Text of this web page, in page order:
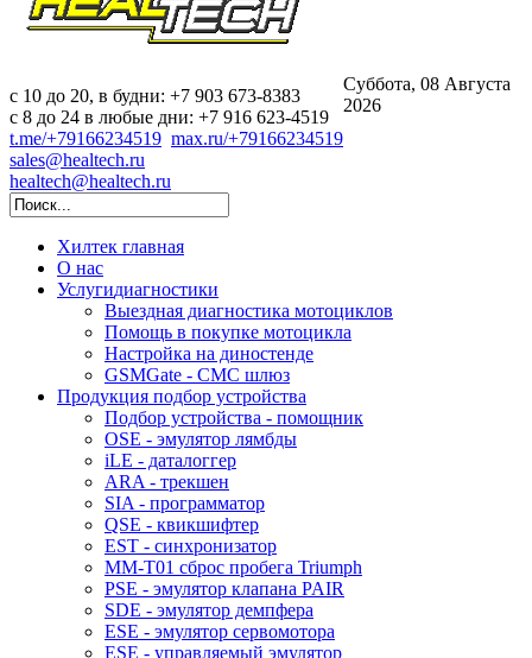
c 10 до 20, в будни: +7 903 673-8383
с 8 до 24 в любые дни: +7 916 623-4519
t.me/+79166234519 max.ru/+79166234519
sales@healtech.ru
healtech@healtech.ru
Суббота, 08 Августа
2026
Хилтек главная
О нас
Услугидиагностики
Выездная диагностика мотоциклов
Помощь в покупке мотоцикла
Настройка на диностенде
GSMGate - СМС шлюз
Продукция подбор устройства
Подбор устройства - помощник
OSE - эмулятор лямбды
iLE - даталоггер
ARA - трекшен
SIA - программатор
QSE - квикшифтер
EST - синхронизатор
MM-T01 сброс пробега Triumph
PSE - эмулятор клапана PAIR
SDE - эмулятор демпфера
ESE - эмулятор сервомотора
ESE - управляемый эмулятор